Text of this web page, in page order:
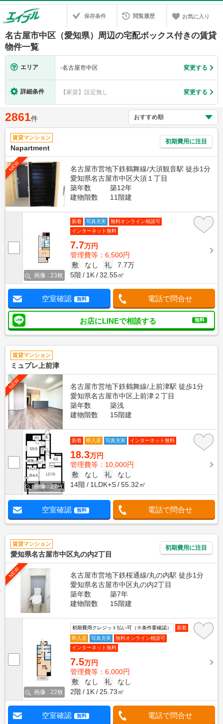
保存条件 閲覧履歴 お気に入り
名古屋市中区（愛知県）周辺の宅配ボックス付きの賃貸
物件一覧
エリア -名古屋市中区 変更する
詳細条件 【家賃】設定無し 変更する
2861件
賃貸マンション
Napartment
初期費用に注目
NEW
名古屋市営地下鉄鶴舞線/大須観音駅 徒歩1分
愛知県名古屋市中区大須１丁目
築年数
築12年
建物階数
11階建
画像 : 23枚
新着 写真充実
無料オンライン相談可
インターネット無料
7.7万円
管理費等：6,500円
敷
なし 礼
7.7万
5階
1K 32.55㎡
空室確認 無料 電話で問合せ
お店にLINEで相談する 無料
賃貸マンション
ミュプレ上前津
NEW
名古屋市営地下鉄鶴舞線/上前津駅 徒歩1分
愛知県名古屋市中区上前津２丁目
築年数
築浅
建物階数
15階建
画像 : 27枚
新着 即入居 写真充実 インターネット無料
18.3万円
管理費等：10,000円
敷
なし 礼
なし
14階
1LDK+S 55.32㎡
空室確認 無料 電話で問合せ
賃貸マンション
愛知県名古屋市中区丸の内2丁目
初期費用に注目
NEW
名古屋市営地下鉄桜通線/丸の内駅 徒歩1分
愛知県名古屋市中区丸の内2丁目
築年数
築7年
建物階数
15階建
画像 : 22枚
初期費用クレジット払い可（※条件要確認）
新着
即入居
写真充実
無料オンライン相談可
インターネット無料
7.5万円
管理費等：6,000円
敷
なし 礼
なし
2階
1K 25.73㎡
空室確認 無料 電話で問合せ